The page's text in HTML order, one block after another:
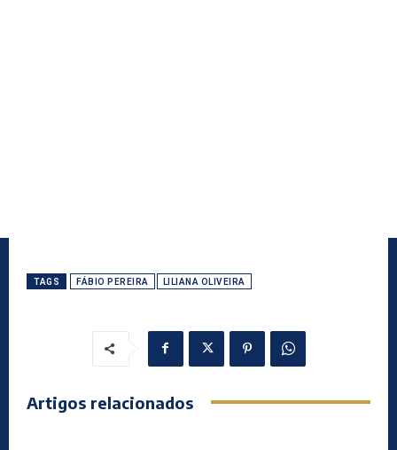
TAGS FÁBIO PEREIRA LILIANA OLIVEIRA
Artigos relacionados